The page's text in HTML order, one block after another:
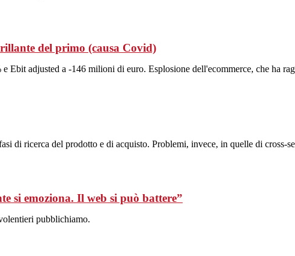
del primo (causa Covid)
Ebit adjusted a -146 milioni di euro. Esplosione dell'ecommerce, che ha
di ricerca del prodotto e di acquisto. Problemi, invece, in quelle di cross-
si emoziona. Il web si può battere”
pubblichiamo.